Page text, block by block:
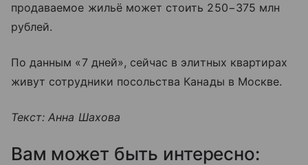
продаваемое жильё может стоить 250−375 млн
рублей.
По данным «7 дней», сейчас в элитных квартирах
живут сотрудники посольства Канады в Москве.
Текст: Анна Шахова
Вам может быть интересно: